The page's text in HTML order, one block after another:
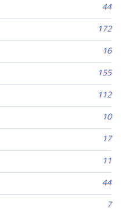
44
172
16
155
112
10
17
11
44
7